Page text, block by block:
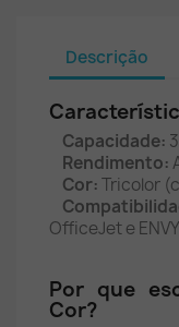
Descrição
Capacidade:
Rendimento:
Cor:Tricolor
OfficeJet e
Por que
Cor?